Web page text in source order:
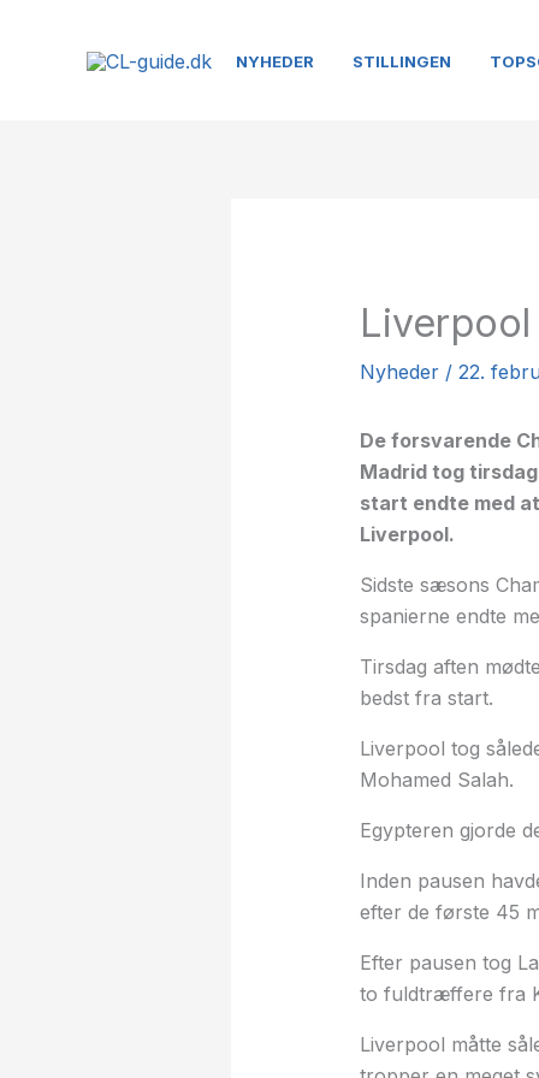
NYHEDER STILLINGEN
Nyheder/ 22.
De forsvarende
Madrid tog
start endte med
Liverpool.
Sidste sæsons
spanierne endte
Tirsdag aften
bedst fra start.
Liverpool tog
Mohamed Salah.
Egypteren gjorde
Inden pausen
efter de første 45
Efter pausen tog
to fuldtræffere fra
Liverpool måtte